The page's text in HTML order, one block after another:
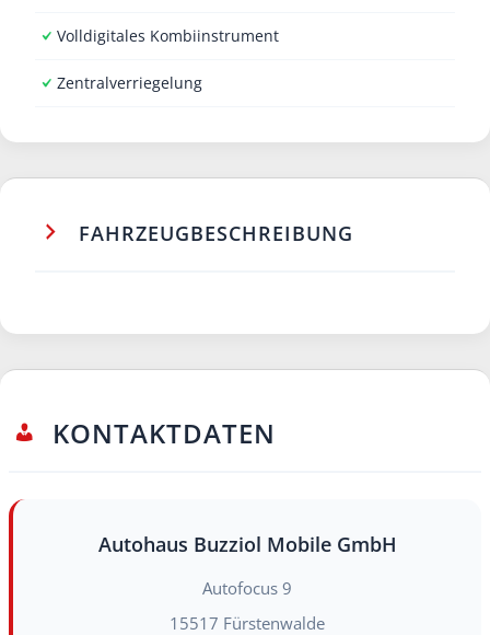
Volldigitales Kombiinstrument
Zentralverriegelung
FAHRZEUGBESCHREIBUNG
KONTAKTDATEN
Autohaus Buzziol Mobile GmbH
Autofocus 9
15517 Fürstenwalde